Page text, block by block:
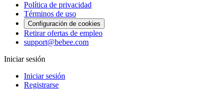
Política de privacidad
Términos de uso
Configuración de cookies
Retirar ofertas de empleo
support@bebee.com
Iniciar sesión
Iniciar sesión
Registrarse